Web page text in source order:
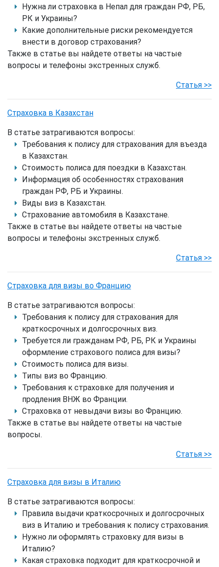
Нужна ли страховка в Непал для граждан РФ, РБ,
РК и Украины?
Какие дополнительные риски рекомендуется
внести в договор страхования?
Также в статье вы найдете ответы на частые
вопросы и телефоны экстренных служб.
Статья >>
Страховка в Казахстан
В статье затрагиваются вопросы:
Требования к полису для страхования для въезда
в Казахстан.
Стоимость полиса для поездки в Казахстан.
Информация об особенностях страхования
граждан РФ, РБ и Украины.
Виды виз в Казахстан.
Страхование автомобиля в Казахстане.
Также в статье вы найдете ответы на частые
вопросы и телефоны экстренных служб.
Статья >>
Страховка для визы во Францию
В статье затрагиваются вопросы:
Требования к полису для страхования для
краткосрочных и долгосрочных виз.
Требуется ли гражданам РФ, РБ, РК и Украины
оформление страхового полиса для визы?
Стоимость полиса для визы.
Типы виз во Францию.
Требования к страховке для получения и
продления ВНЖ во Франции.
Страховка от невыдачи визы во Францию.
Также в статье вы найдете ответы на частые
вопросы.
Статья >>
Страховка для визы в Италию
В статье затрагиваются вопросы:
Правила выдачи краткосрочных и долгосрочных
виз в Италию и требования к полису страхования.
Нужно ли оформлять cтраховку для визы в
Италию?
Какая страховка подходит для краткосрочной и